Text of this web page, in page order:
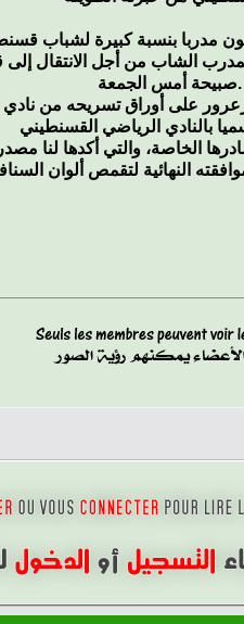
بنسبة كبيرة لشباب
للمدرب الشاب من أجل
صبيحة أمس الجمعة.
على أوراق تسريحه من نادي
الخاصة، والتي أكدها لنا